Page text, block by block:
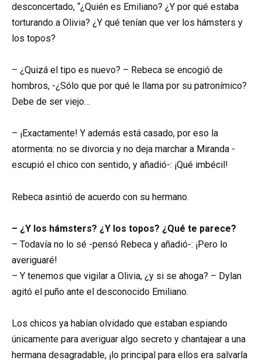
desconcertado, “¿Quién es Emiliano? ¿Y por qué estaba
torturando a Olivia? ¿Y qué tenían que ver los hámsters y
los topos?
– ¿Quizá el tipo es nuevo? – Rebeca se encogió de
hombros, -¿Sólo que por qué le llama por su patronímico?
Debe de ser viejo…
– ¡Exactamente! Y además está casado, por eso la
atormenta: no se divorcia y no deja marchar a Miranda -
escupió el chico con sentido, y añadió-: ¡Qué imbécil!
Rebeca asintió de acuerdo con su hermano.
– ¿Y los hámsters? ¿Y los topos? ¿Qué te parece?
– Todavía no lo sé -pensó Rebeca y añadió-: ¡Pero lo
averiguaré!
– Y tenemos que vigilar a Olivia, ¿y si se ahoga? – Dylan
agitó el puño ante el desconocido Emiliano.
Los chicos ya habían olvidado que estaban espiando
únicamente para averiguar algo secreto y chantajear a una
hermana desagradable, ¡lo principal para ellos era salvarla